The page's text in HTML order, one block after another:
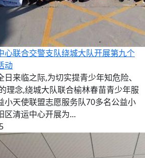
心联合交警支队绕城大队开展第九个
动
来临之际,为切实提青少年知危险、
理念,绕城大队联合榆林春苗青少年服
小天使联盟志愿服务队70多名公益小
区清运中心开展为...